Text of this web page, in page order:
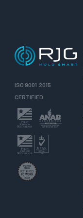
ISO 9001:2015
CERTIFIED